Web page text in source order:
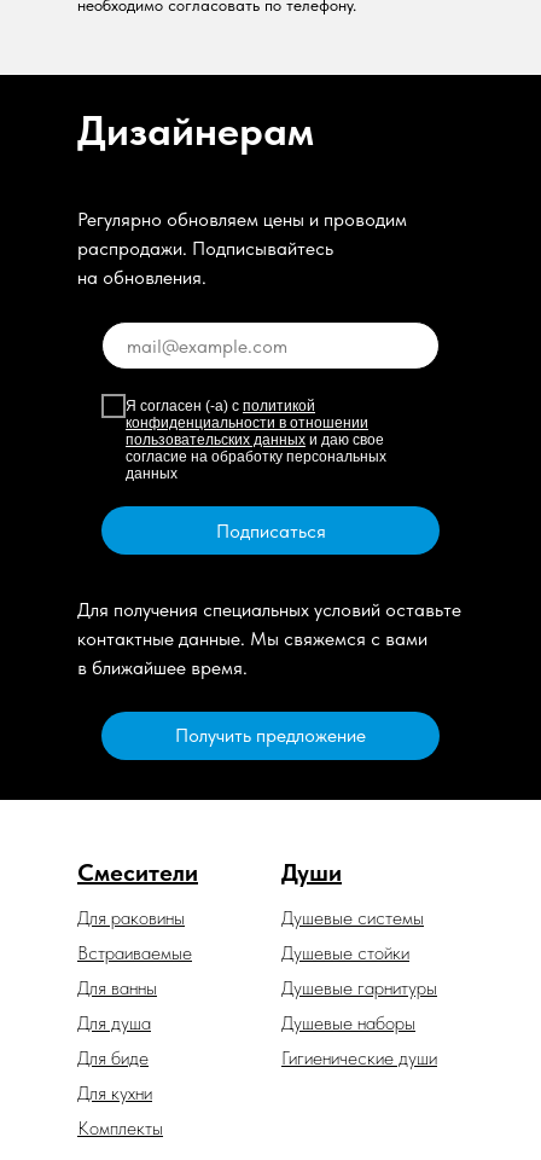
необходимо согласовать по телефону.
Дизайнерам
Регулярно обновляем цены и проводим
распродажи. Подписывайтесь
на обновления.
Я согласен (-а) с политикой
конфиденциальности в отношении
пользовательских данных и даю свое
согласие на обработку персональных
данных
Подписаться
Для получения специальных условий оставьте
контактные данные. Мы свяжемся с вами
в ближайшее время.
Получить предложение
Смесители Души
Душевые гарнитуры
Душевые системы
Гигиенические души
Душевые наборы
Встраиваемые
Для биде
Для ванны
Для душа
Для раковины
Для кухни
Душевые стойки
Комплекты